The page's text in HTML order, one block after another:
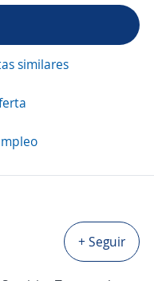
similares
+ Seguir